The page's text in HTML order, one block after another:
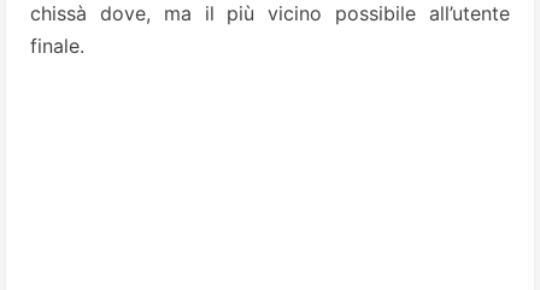
chissà dove, ma il più vicino possibile all’utente
finale.